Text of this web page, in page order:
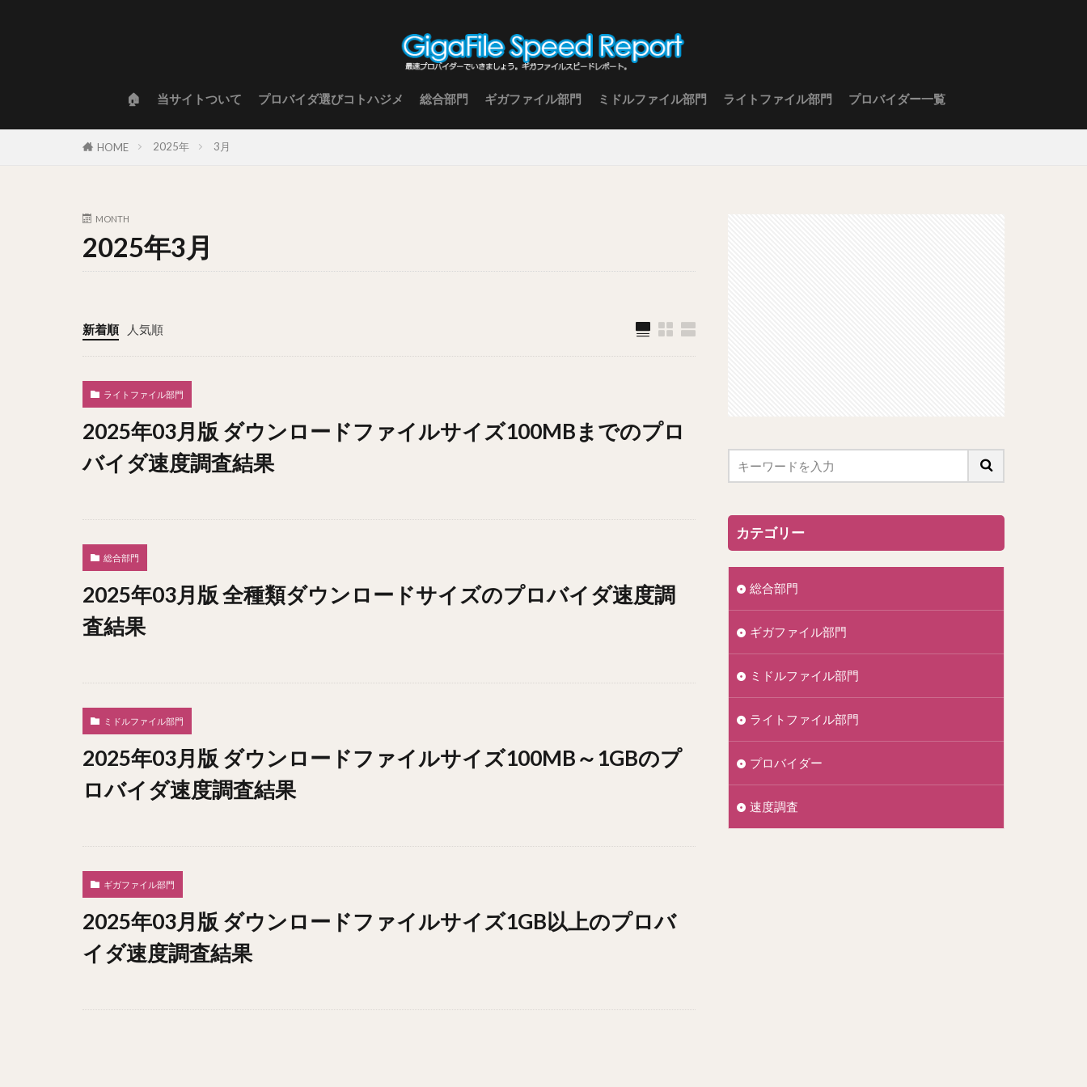
🏠 当サイトついて プロバイダ選びコトハジメ 総合部門 ギガファイル部門 ミドルファイル部門 ライトファイル部門 プロバイダー一覧
HOME 2025年 3月
MONTH
2025年3月
新着順 人気順
ライトファイル部門
2025年03月版 ダウンロードファイルサイズ100MBまでのプロ
バイダ速度調査結果
総合部門
2025年03月版 全種類ダウンロードサイズのプロバイダ速度調
査結果
ミドルファイル部門
2025年03月版 ダウンロードファイルサイズ100MB～1GBのプ
ロバイダ速度調査結果
ギガファイル部門
2025年03月版 ダウンロードファイルサイズ1GB以上のプロバ
イダ速度調査結果
カテゴリー
総合部門
ギガファイル部門
ミドルファイル部門
ライトファイル部門
プロバイダー
速度調査